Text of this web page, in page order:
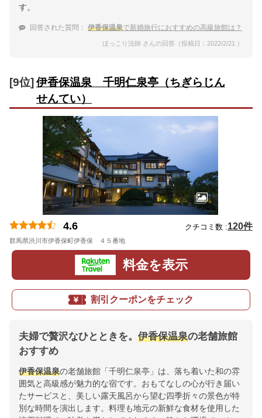
す。
回答された質問： 伊香保温泉で新婚旅行におすすめの高級旅館は？
ほっこり法師 さんの回答（投稿日：2022/2/21 ）
[9位] 伊香保温泉 千明仁泉亭（ちぎらじん
せんてい）
4.6 クチコミ数 :120件
群馬県渋川市伊香保町伊香保 ４５番地
料金を表示
割引クーポンをチェック
夫婦で贅沢なひとときを。 伊香保温泉の老舗旅館
おすすめ
伊香保温泉の老舗旅館「千明仁泉亭」は、落ち着いた和の雰
囲気と高級感が魅力的な宿です。おもてなしの心が行き届い
たサービスと、美しい露天風呂から望む四季折々の景色が特
別な時間を演出します。料理も地元の新鮮な食材を使用した